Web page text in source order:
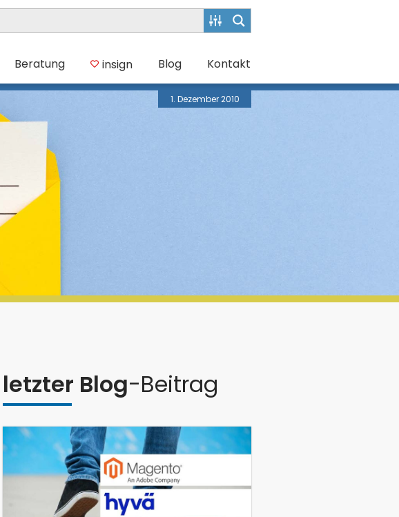
Beratung insign Blog Kontakt
1. Dezember 2010
letzter Blog-Beitrag